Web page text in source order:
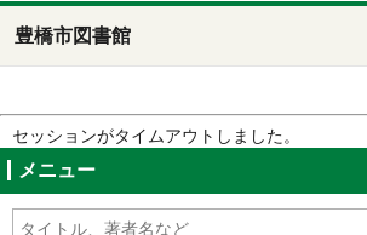
豊橋市図書館
セッションがタイムアウトしました。
メニュー